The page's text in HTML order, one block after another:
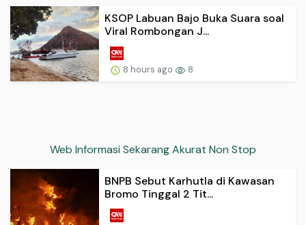
KSOP Labuan Bajo Buka Suara soal
Viral Rombongan J...
8 hours ago 8
Web Informasi Sekarang Akurat Non Stop
BNPB Sebut Karhutla di Kawasan
Bromo Tinggal 2 Tit...